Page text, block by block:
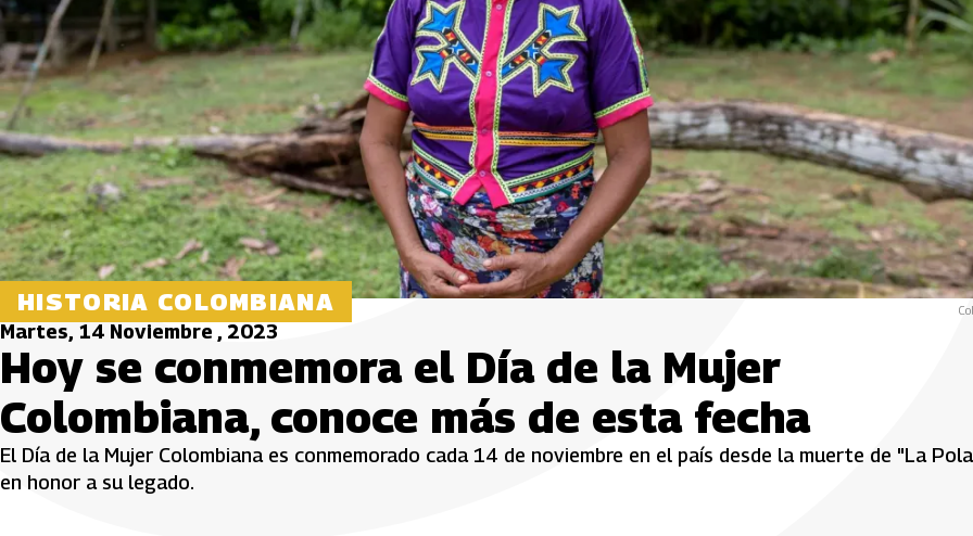
HISTORIA COLOMBIANA
Martes, 14 Noviembre , 2023
Hoy se conmemora el Día de la Mujer
Colombiana, conoce más de esta fecha
El Día de la Mujer Colombiana es conmemorado cada 14 de noviembre en el país desde la muerte de "La
en honor a su legado.